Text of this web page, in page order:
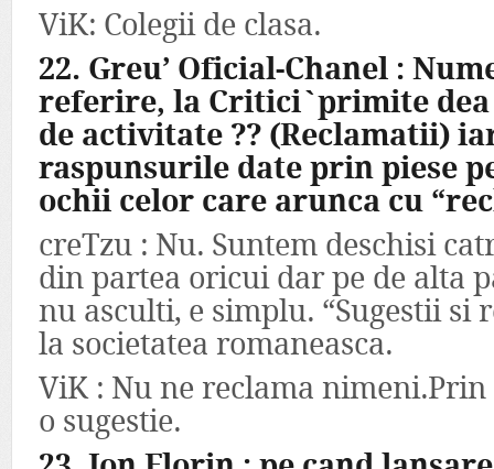
ViK: Colegii de clasa.
22. Greu’ Oficial-Chanel :
referire, la Critici`primite
de activitate ?? (Reclamatii)
raspunsurile date prin piese
ochii celor care arunca cu
creTzu : Nu. Suntem deschisi
din partea oricui dar pe de alta
nu asculti, e simplu. “Sugestii si
la societatea romaneasca.
ViK : Nu ne reclama nimeni.Prin
o sugestie.